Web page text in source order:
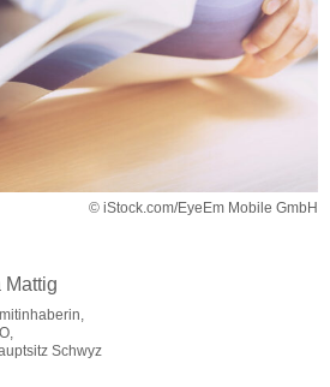
© iStock.com/EyeEm Mobile GmbH
Mattig
Schwyz